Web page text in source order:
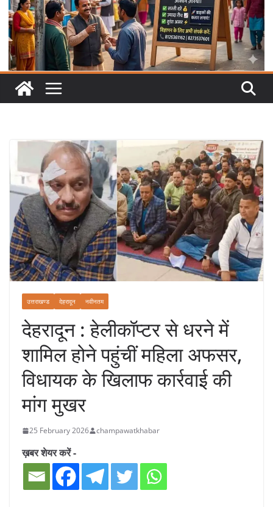
उत्तराखण्ड देहरादून नवीनतम
देहरादून : हेलीकॉप्टर से धरने में
शामिल होने पहुंचीं महिला अफसर,
विधायक के खिलाफ कार्रवाई की
मांग मुखर
25 February 2026 champawatkhabar
ख़बर शेयर करें -